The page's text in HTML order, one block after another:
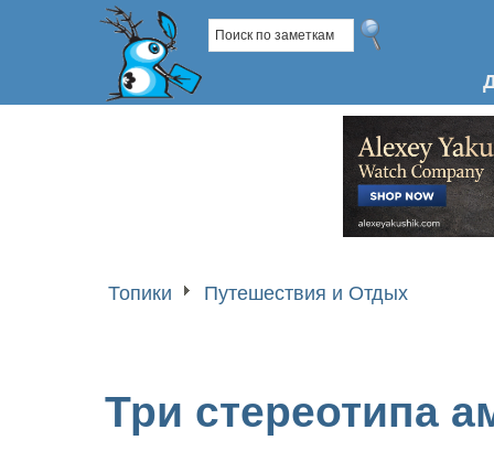
Топики Путешествия и Отдых
Три стереотипа